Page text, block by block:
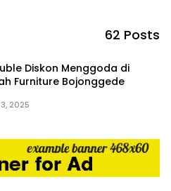
62 Posts
Diskon Menggoda di
Furniture Bojonggede
2025